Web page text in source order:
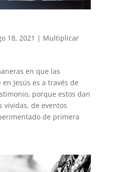
18, 2021 | Multiplicar
en que las
Jesús es a través de
porque estos dan
vividas, de eventos
de primera